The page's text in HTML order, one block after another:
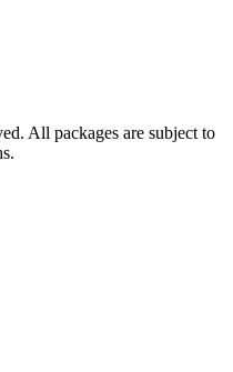
All packages are subject to